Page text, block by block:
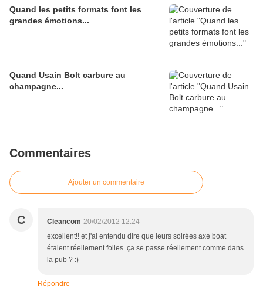
Quand les petits formats font les
grandes émotions...
Quand Usain Bolt carbure au
champagne...
Commentaires
Ajouter un commentaire
C Cleancom 20/02/2012 12:24
excellent!! et j'ai entendu dire que leurs soirées axe boat
étaient réellement folles. ça se passe réellement comme dans
la pub ? :)
Répondre